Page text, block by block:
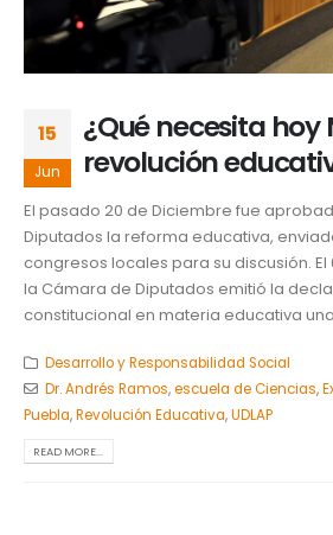
15
Jun
¿Qué necesita hoy
revolución
El pasado 20 de Diciembre fue
Diputados la reforma educativa,
congresos locales para su discusión. El
la Cámara de Diputados emitió la
constitucional en materia educativa
Desarrollo y Responsabilidad Social
Dr. Andrés Ramos,escuela de Ciencias,
Puebla,Revolución Educativa,UDLAP
READ MORE...